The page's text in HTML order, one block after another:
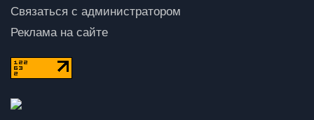
Связаться с администратором
Реклама на сайте